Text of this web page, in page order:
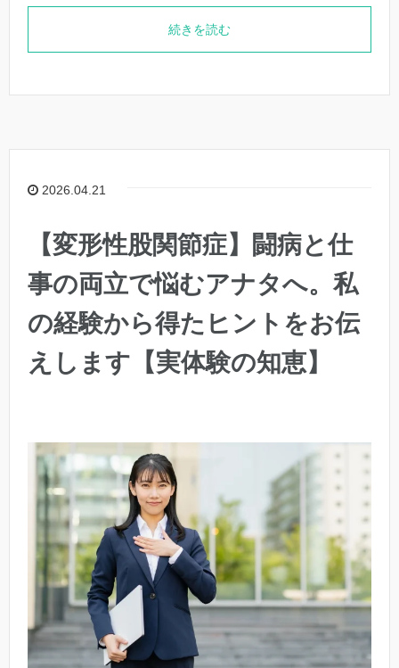
続きを読む
2026.04.21
【変形性股関節症】闘病と仕
事の両立で悩むアナタへ。私
の経験から得たヒントをお伝
えします【実体験の知恵】